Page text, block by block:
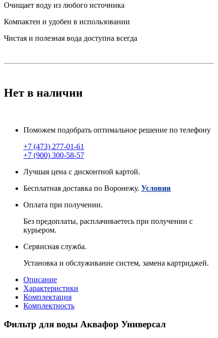
Очищает воду из любого источника
Компактен и удобен в использовании
Чистая и полезная вода доступна всегда
Нет в наличии
Поможем подобрать оптимальное решение по телефону
+7 (473) 277-01-61
+7 (900) 300-58-57
Лучшая цена с дисконтной картой.
Бесплатная доставка по Воронежу. Условия
Оплата при получении.
Без предоплаты, расплачиваетесь при получении с
курьером.
Сервисная служба.
Установка и обслуживание систем, замена картриджей.
Описание
Характеристики
Комплектация
Комплектность
Фильтр для воды Аквафор Универсал